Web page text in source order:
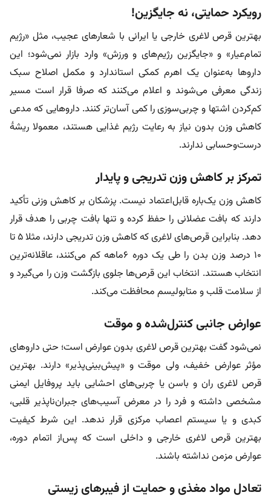
رویکرد حمایتی، نه جایگزین!
بهترین قرص لاغری خارجی یا ایرانی با شعارهای عجیب، مثل «رژیم
تمام‌عیار» و «جایگزین رژیم‌های و ورزش» وارد بازار نمی‌شود؛ این
داروها به‌عنوان یک اهرم کمکی استاندارد و مکمل اصلاح سبک
زندگی معرفی می‌شوند و اعلام می‌کنند که صرفا قرار است مسیر
کم‌کردن اشتها و چربی‌سوزی را کمی آسان‌تر کنند. داروهایی که مدعی
کاهش وزن بدون نیاز به رعایت رژیم غذایی هستند، معمولا ریشۀ
درست‌و‌حسابی ندارند.
تمرکز بر کاهش وزن تدریجی و پایدار
کاهش وزن یک‌باره قابل‌اعتماد نیست. پزشکان بر کاهش وزنی تأکید
دارند که بافت عضلانی را حفظ کرده و تنها بافت چربی را هدف قرار
دهد. بنابراین قرص‌های لاغری که کاهش وزن تدریجی دارند، مثلا ۵ تا
۱۰ درصد وزن بدن را طی یک دوره ۶ماهه کم می‌کنند، عاقلانه‌ترین
انتخاب هستند. انتخاب این قرص‌ها جلوی بازگشت وزن را می‌گیرد و
از سلامت قلب و متابولیسم محافظت می‌کند.
عوارض جانبی کنترل‌شده و موقت
نمی‌شود گفت بهترین قرص لاغری بدون عوارض است؛ حتی داروهای
مؤثر عوارض خفیف، ولی موقت و «پیش‌بینی‌پذیر» دارند. بهترین
قرص لاغری ران و باسن یا چربی‌های احشایی باید پروفایل ایمنی
مشخصی داشته و فرد را در معرض آسیب‌های جبران‌ناپذیر قلبی،
کبدی و یا سیستم اعصاب مرکزی قرار ندهد. این شرط کیفیت
بهترین قرص لاغری خارجی و داخلی است که پس‌از اتمام دوره،
عوارض مزمن نداشته باشند.
تعادل مواد مغذی و حمایت از فیبرهای زیستی